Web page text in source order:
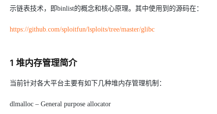
示链表技术，即binlist的概念和核心原理。其中使用到的源码在：
https://github.com/sploitfun/lsploits/tree/master/glibc
1 堆内存管理简介
当前针对各大平台主要有如下几种堆内存管理机制：
dlmalloc – General purpose allocator